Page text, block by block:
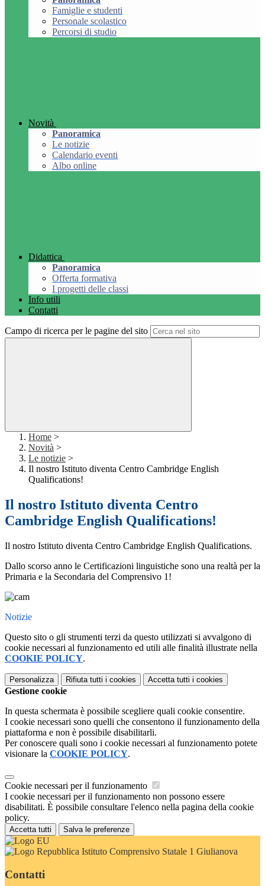
Famiglie e studenti
Personale scolastico
Percorsi di studio
Novità
Panoramica
Le notizie
Calendario eventi
Albo online
Didattica
Panoramica
Offerta formativa
I progetti delle classi
Info utili
Contatti
Campo di ricerca per le pagine del sito
Home >
Novità >
Le notizie >
Il nostro Istituto diventa Centro Cambridge English
Qualifications!
Il nostro Istituto diventa Centro
Cambridge English Qualifications!
Il nostro Istituto diventa Centro Cambridge English Qualifications.
Dallo scorso anno le Certificazioni linguistiche sono una realtà per la
Primaria e la Secondaria del Comprensivo 1!
Notizie
Questo sito o gli strumenti terzi da questo utilizzati si avvalgono di
cookie necessari al funzionamento ed utili alle finalità illustrate nella
COOKIE POLICY.
Personalizza Rifiuta tutti i cookies Accetta tutti i cookies
Gestione cookie
In questa schermata è possibile scegliere quali cookie consentire.
I cookie necessari sono quelli che consentono il funzionamento della
piattaforma e non è possibile disabilitarli.
Per conoscere quali sono i cookie necessari al funzionamento potete
visionare la COOKIE POLICY.
Cookie necessari per il funzionamento
I cookie necessari per il funzionamento non possono essere
disabilitati. È possibile consultare l'elenco nella pagina della cookie
policy.
Accetta tutti Salva le preferenze
Istituto Comprensivo Statale 1 Giulianova
Contatti